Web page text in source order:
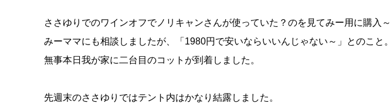
ささゆりでのワインオフでノリキャンさんが使っていた？のを見てみー用に購入～
みーママにも相談しましたが、「1980円で安いならいいんじゃない～」とのこと。
無事本日我が家に二台目のコットが到着しました。
先週末のささゆりではテント内はかなり結露しました。